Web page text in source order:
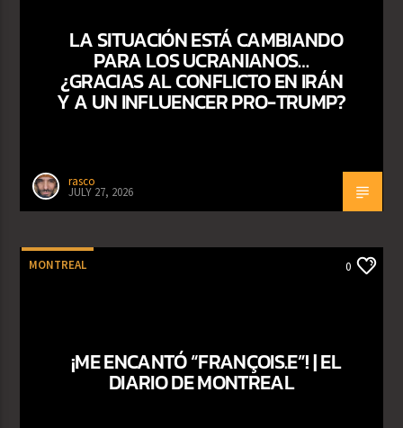
LA SITUACIÓN ESTÁ CAMBIANDO
PARA LOS UCRANIANOS…
¿GRACIAS AL CONFLICTO EN IRÁN
Y A UN INFLUENCER PRO-TRUMP?
rasco
JULY 27, 2026
MONTREAL 0
¡ME ENCANTÓ “FRANÇOIS.E”! | EL
DIARIO DE MONTREAL